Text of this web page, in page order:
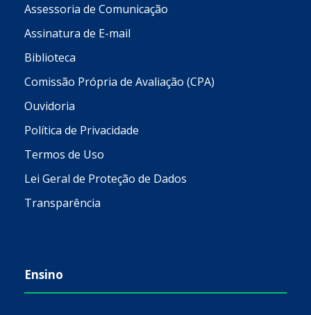
Assessoria de Comunicação
Assinatura de E-mail
Biblioteca
Comissão Própria de Avaliação (CPA)
Ouvidoria
Política de Privacidade
Termos de Uso
Lei Geral de Proteção de Dados
Transparência
Ensino